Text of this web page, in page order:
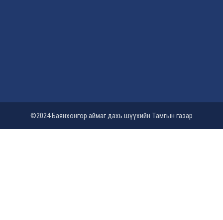
©2024 Баянхонгор аймаг дахь шүүхийн Тамгын газар